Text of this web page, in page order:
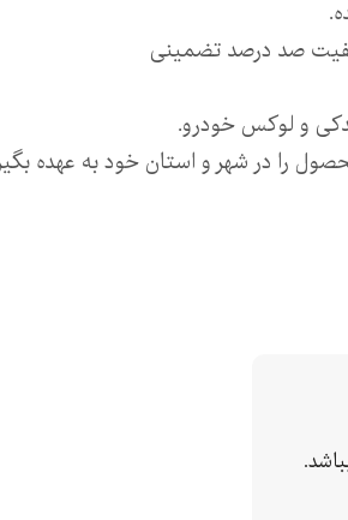
صد درصد تضمینی
و لوکس خودرو.
را در شهر و استان خود به عهده